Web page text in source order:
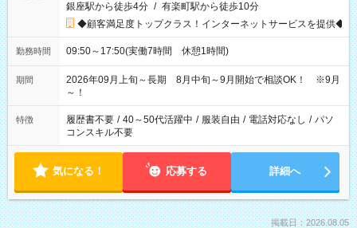
銀座駅から徒歩4分 / 有楽町駅から徒歩10分
◆顧客満足度トップクラス！インターネットサービスを提供◆
勤務時間 09:50～17:50(実働7時間 休憩1時間)
期間
2026年09月上旬～長期 8月中旬～9月開始で相談OK！ ※9月
～！
特徴 履歴書不要 / 40～50代活躍中 / 服装自由 / 電話対応なし / パソ
コンスキル不要
気になる！ 応募する 詳細へ
掲載日：2026.08.05